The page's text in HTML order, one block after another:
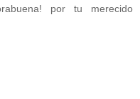
por tu merecido